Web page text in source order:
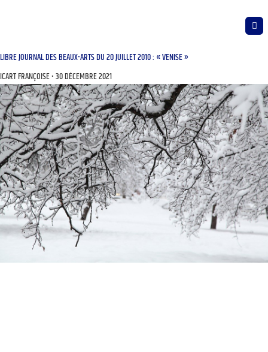
LIBRE JOURNAL DES BEAUX-ARTS DU 20 JUILLET 2010 : « VENISE »
ICART FRANÇOISE 30 DÉCEMBRE 2021